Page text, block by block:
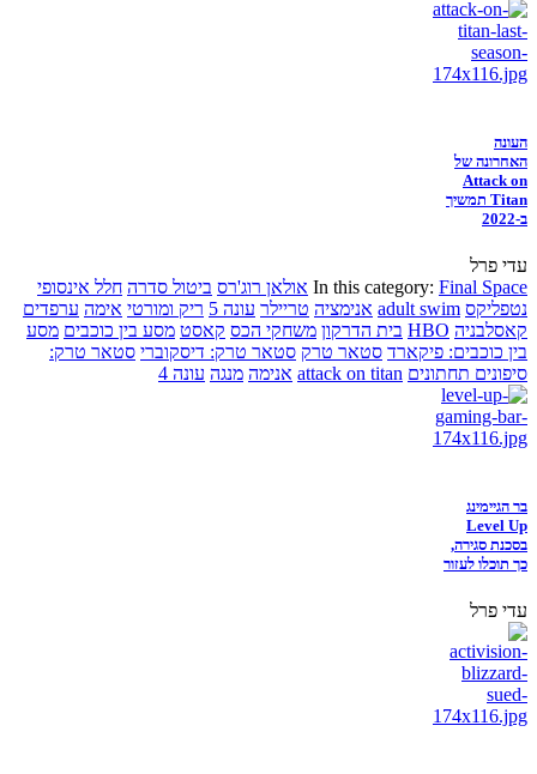
העונה
האחרונה של
Attack on
Titan תמשיך
ב-2022
עדי פרל
In this category: Final Space אולאן רוג'רס ביטול סדרה חלל אינסופי
נטפליקס adult swim אנימציה טריילר עונה 5 ריק ומורטי אימה ערפדים
קאסלבניה HBO בית הדרקון משחקי הכס קאסט מסע בין כוכבים מסע
בין כוכבים: פיקארד סטאר טרק סטאר טרק: דיסקוברי סטאר טרק:
סיפונים תחתונים attack on titan אנימה מנגה עונה 4
בר הגיימינג
Level Up
בסכנת סגירה,
כך תוכלו לעזור
עדי פרל